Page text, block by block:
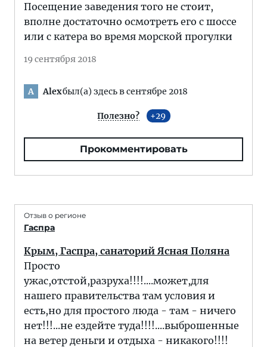
Посещение заведения того не стоит,
вполне достаточно осмотреть его с шоссе
или с катера во время морской прогулки
19 сентября 2018
A Alexбыл(а) здесь в сентябре 2018
Полезно? 29
Прокомментировать
Отзыв о регионе
Гаспра
Крым, Гаспра, санаторий Ясная Поляна
Просто
ужас,отстой,разруха!!!!....может,для
нашего правительства там условия и
есть,но для простого люда - там - ничего
нет!!!...не ездейте туда!!!!....выброшенные
на ветер деньги и отдыха - никакого!!!!